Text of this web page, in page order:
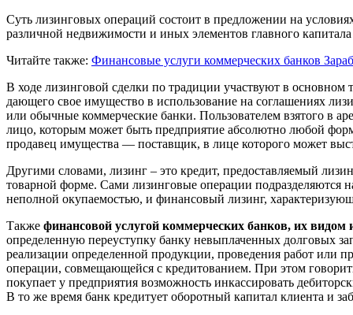
Суть лизинговых операций состоит в предложении на
различной недвижимости и иных элементов главного
Читайте также: Финансовые услуги коммерческих банков
В ходе лизинговой сделки по традиции участвуют в основном
дающего свое имущество в использование на соглашениях
или обычные коммерческие банки. Пользователем взятого в
лицо, которым может быть предприятие абсолютно любой
продавец имущества — поставщик, в лице которого может
Другими словами, лизинг – это кредит, предоставляемый
товарной форме. Сами лизинговые операции подразделяются
неполной окупаемостью, и финансовый лизинг,
Также финансовой услугой коммерческих банков, их видом
определенную переуступку банку невыплаченных долговых
реализации определенной продукции, проведения работ или
операции, совмещающейся с кредитованием. При этом
покупает у предприятия возможность инкассировать
В то же время банк кредитует оборотный капитал клиента и